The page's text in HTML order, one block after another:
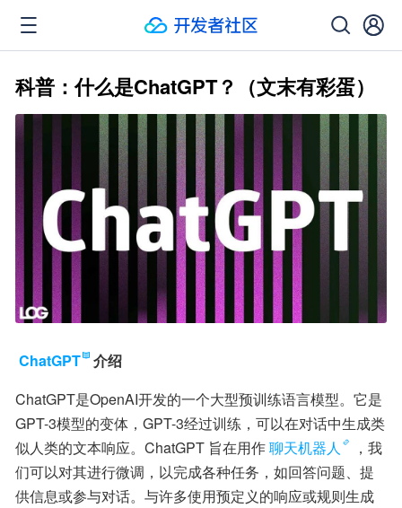
科普：什么是ChatGPT？（文末有彩蛋）
ChatGPT
介绍
ChatGPT是OpenAI开发的一个大型预训练语言模型。它是
GPT-3模型的变体，GPT-3经过训练，可以在对话中生成类
似人类的文本响应。ChatGPT 旨在用作聊天机器人
，我
们可以对其进行微调，以完成各种任务，如回答问题、提
供信息或参与对话。与许多使用预定义的响应或规则生成